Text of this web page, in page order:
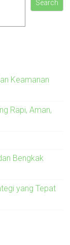
Search
Keamanan
Rapi, Aman,
Bengkak
yang Tepat